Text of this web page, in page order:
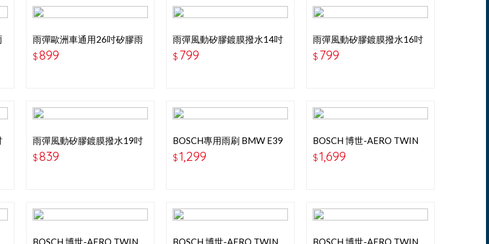
雨彈歐洲車通用26吋矽膠雨
刷
$899
雨彈風動矽膠鍍膜撥水14吋
雨刷
$ 799
雨彈風動矽膠鍍膜撥水16吋
雨刷
$ 799
雨彈風動矽膠鍍膜撥水19吋
雨刷
$839
BOSCH專用雨刷 BMW E39
26＂＋22＂ 5系列 95-04
$1,299
BOSCH 博世-AERO TWIN
27+27吋 專用軟骨雨刷
$1,699
BOSCH 博世-AERO TWIN
BOSCH 博世-AERO TWIN
BOSCH 博世-AERO TWIN